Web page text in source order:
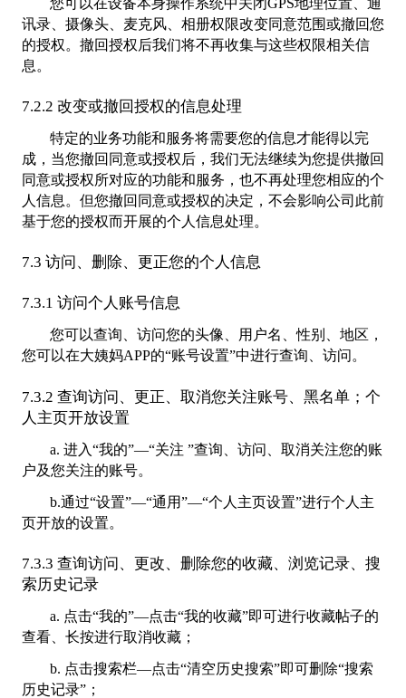
讯录、摄像头、麦克风、相册权限改变同意范围或撤回您
的授权。撤回授权后我们将不再收集与这些权限相关信
息。
7.2.2 改变或撤回授权的信息处理
特定的业务功能和服务将需要您的信息才能得以完
成，当您撤回同意或授权后，我们无法继续为您提供撤回
同意或授权所对应的功能和服务，也不再处理您相应的个
人信息。但您撤回同意或授权的决定，不会影响公司此前
基于您的授权而开展的个人信息处理。
7.3 访问、删除、更正您的个人信息
7.3.1 访问个人账号信息
您可以查询、访问您的头像、用户名、性别、地区，
您可以在大姨妈APP的“账号设置”中进行查询、访问。
7.3.2 查询访问、更正、取消您关注账号、黑名单；个
人主页开放设置
a. 进入“我的”—“关注 ”查询、访问、取消关注您的账
户及您关注的账号。
b.通过“设置”—“通用”—“个人主页设置”进行个人主
页开放的设置。
7.3.3 查询访问、更改、删除您的收藏、浏览记录、搜
索历史记录
a. 点击“我的”—点击“我的收藏”即可进行收藏帖子的
查看、长按进行取消收藏；
b. 点击搜索栏—点击“清空历史搜索”即可删除“搜索
历史记录”；